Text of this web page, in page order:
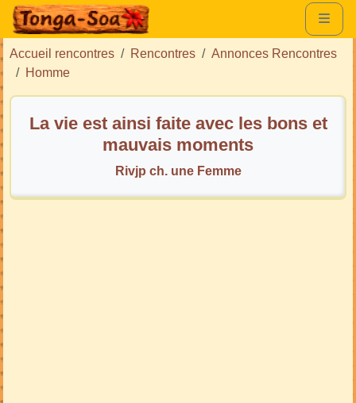
Accueil rencontres Rencontres
Annonces Rencontres
Homme
La vie est ainsi faite avec les bons et
mauvais moments
Rivjp ch. une Femme